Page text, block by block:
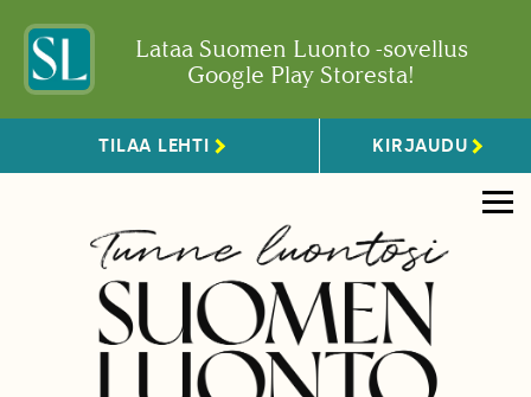
Lataa Suomen Luonto -sovellus
Google Play Storesta!
TILAA LEHTI KIRJAUDU